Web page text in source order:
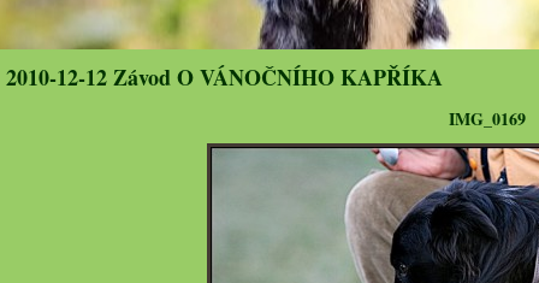
2010-12-12 Závod O VÁNOČNÍHO KAPŘÍKA
IMG_0169